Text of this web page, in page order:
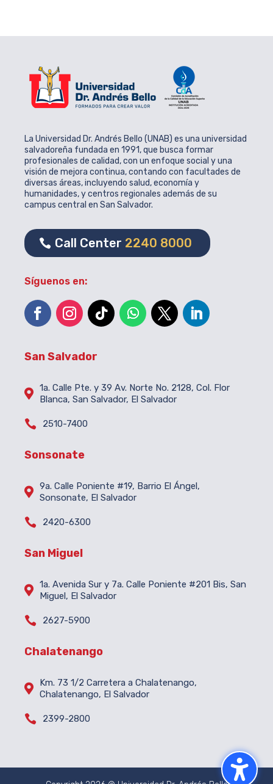
La Universidad Dr. Andrés Bello (UNAB) es una universidad
salvadoreña fundada en 1991, que busca formar
profesionales de calidad, con un enfoque social y una
visión de mejora continua, contando con facultades de
diversas áreas, incluyendo salud, economía y
humanidades, y centros regionales además de su
campus central en San Salvador.
Call Center 2240 8000
Síguenos en:
San Salvador
 1a. Calle Pte. y 39 Av. Norte No. 2128, Col. Flor
Blanca, San Salvador, El Salvador
 2510-7400
Sonsonate
 9a. Calle Poniente #19, Barrio El Ángel,
Sonsonate, El Salvador
 2420-6300
San Miguel
 1a. Avenida Sur y 7a. Calle Poniente #201 Bis, San
Miguel, El Salvador
 2627-5900
Chalatenango

Km. 73 1/2 Carretera a Chalatenango,
Chalatenango, El Salvador
 2399-2800